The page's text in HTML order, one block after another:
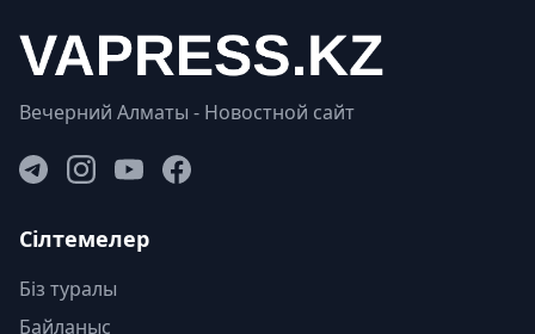
Вечерний Алматы - Новостной сайт
Сілтемелер
Біз туралы
Байланыс